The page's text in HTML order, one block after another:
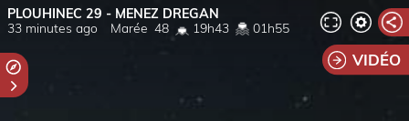
PLOUHINEC 29 - MENEZ DREGAN
33 minutes ago Marée 48 19h43 01h55
VIDÉO